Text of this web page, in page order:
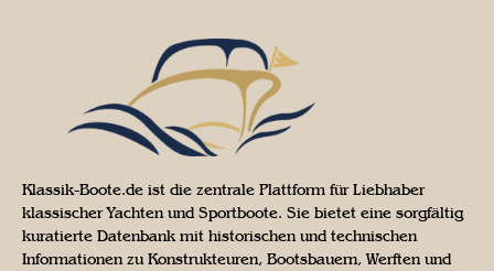
Klassik-Boote.de ist die zentrale Plattform für Liebhaber
klassischer Yachten und Sportboote. Sie bietet eine sorgfältig
kuratierte Datenbank mit historischen und technischen
Informationen zu Konstrukteuren, Bootsbauern, Werften und